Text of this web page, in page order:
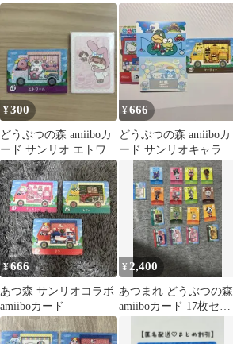
の森 サンリオ
枚セット
¥300
どうぶつの森 amiiboカ
ード サンリオ エトワー
ル タクミ×マイメロ
¥666
どうぶつの森 amiiboカ
ード サンリオキャラク
ターズコラボ
¥666
あつ森 サンリオコラボ
amiiboカード
¥2,400
あつまれ どうぶつの森
amiiboカード 17枚セッ